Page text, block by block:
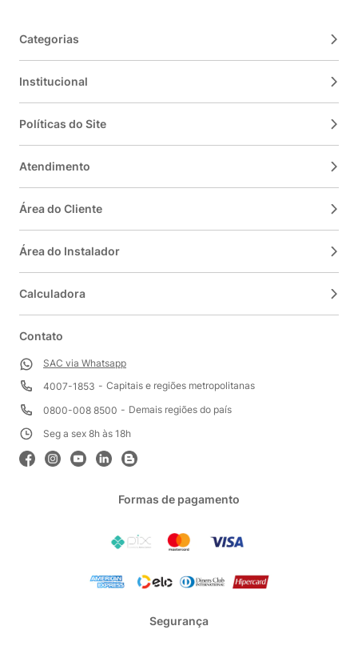
Categorias
Institucional
Políticas do Site
Atendimento
Área do Cliente
Área do Instalador
Calculadora
Contato
SAC via Whatsapp
4007-1853
Capitais e regiões metropolitanas
0800-008 8500
Demais regiões do país
Seg a sex 8h às 18h
Formas de pagamento
Segurança